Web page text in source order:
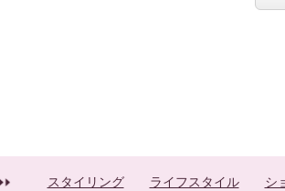
スタイリング ライフスタイル シ